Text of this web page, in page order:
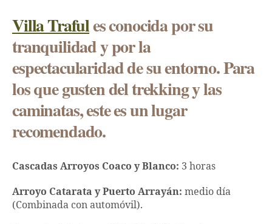
Villa Trafules conocida por su
tranquilidad y por la
espectacularidad de su entorno. Para
los que gusten del trekking y las
caminatas, este es un lugar
recomendado.
Cascadas Arroyos Coaco y Blanco: 3 horas
Arroyo Catarata y Puerto Arrayán: medio día
(Combinada con automóvil).